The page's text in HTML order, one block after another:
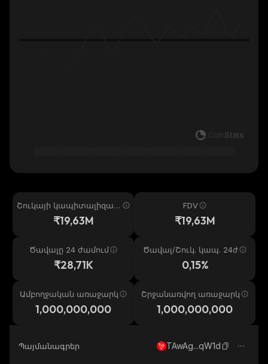
Շուկայի կապիտալիզաց
₹19,63M
FDV
₹19,63M
Ծավալը 24 ժամում
₹28,71K
Ծավալ/Շուկ. կապ. 24ժ
0,15%
Ամբողջական առաջարկ
1,000,000,000
Շրջանառվող առաջարկ
1,000,000,000
Պայմանագրեր TAwAg...qW1d